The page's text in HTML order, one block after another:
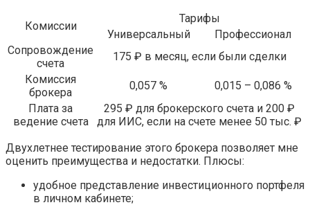
Комиссии
Тарифы
Универсальный
Профессионал
Сопровождение
счета
175 ₽ в месяц, если были сделки
Комиссия
брокера
0,057 %
0,015 – 0,086 %
Плата за
ведение счета
295 ₽ для брокерского счета и 200 ₽
для ИИС, если на счете менее 50 тыс. ₽
Двухлетнее тестирование этого брокера позволяет мне
оценить преимущества и недостатки. Плюсы:
удобное представление инвестиционного портфеля
в личном кабинете;